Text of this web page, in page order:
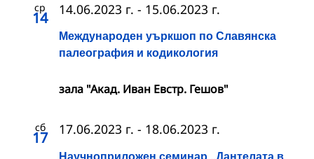
ср
14
Международен уъркшоп по Славянска
палеография и кодикология
14.06.2023 г. - 15.06.2023 г.
зала "Акад. Иван Евстр. Гешов"
сб
17
Научноприложен семинар „Дантелата в
17.06.2023 г. - 18.06.2023 г.